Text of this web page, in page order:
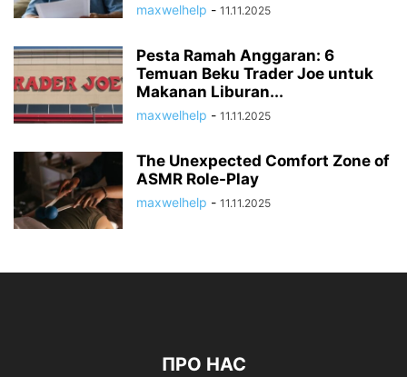
maxwelhelp - 11.11.2025
Pesta Ramah Anggaran: 6
Temuan Beku Trader Joe untuk
Makanan Liburan...
maxwelhelp - 11.11.2025
The Unexpected Comfort Zone of
ASMR Role-Play
maxwelhelp - 11.11.2025
ПРО НАС